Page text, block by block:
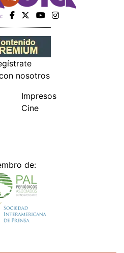
nosotros
Impresos
Cine
de: